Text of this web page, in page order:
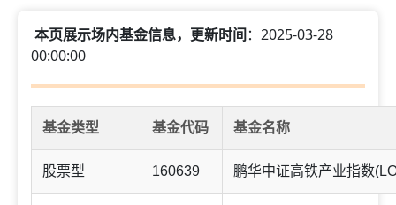
本页展示场内基金信息，更新时间：2025-03-28
00:00:00
基金类型 基金代码 基金名称
股票型 160639 鹏华中证高铁产业指数